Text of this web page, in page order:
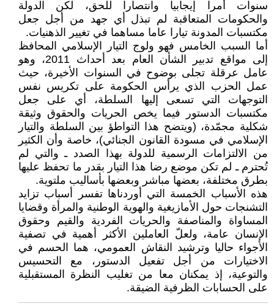
سنوات أمرا إيجابيا وانتصارا للحق، لكن الدولة
والحكومات المتعاقبة لم تبذل أي جهد من أجل جعل
مكتسبات المدونة تيارا عاما مساهما في تغيير الذهنيات.
أما السبب الخامس فهو ولوج التيار الإسلامي المحافظ
إلى مواقع تدبير الشأن العام بعد أحداث 2011، وهو
عامل عرقلة تجلى بوضوح في السنوات الأخيرة، حيث
عمل الحزب الذي يرأس الحكومة على تكريس نفس
التوجهات التي تسعى إليها السلطة، أي على جعل
مكتسبات الدستور فيما يخص الحريات والحقوق وثيقة
شكلية مجمّدة، (ويتضح هذا التواطؤ بين السلطة والتيار
الإسلامي في مسودة القانون الجنائي)، خاصة وأن الكثير
من الالتزامات الرسمية للدولة بهذا الصدد ـ والتي لم
تُحترم ـ لم تكن موضع رضا هذا التيار بقدر ما تحفظ عليها
بطرق مختلفة، بعضها مباشر وبعضها بأساليب ملتوية.
هذه الأسباب الخمسة التي أوردناها تفسر أسباب تزايد
التشنجات حول الأمازيغية والهوية الوطنية والمرأة وقضايا
المساواة والمناصفة والحريات الفردية والقيم وحقوق
الإنسان عامة، ولعلّ العاملين الأكثر أهمية في تصفية
الأجواء حاليا وترشيد النقاش العمومي، هما الحسم في
الاختيارات من أجل تفعيل الدستور، مع التحسيس
والتوعية، إذ يمكنان معا من تغليب النظرة المستقبلية
على الحسابات الظرفية الضيقة.